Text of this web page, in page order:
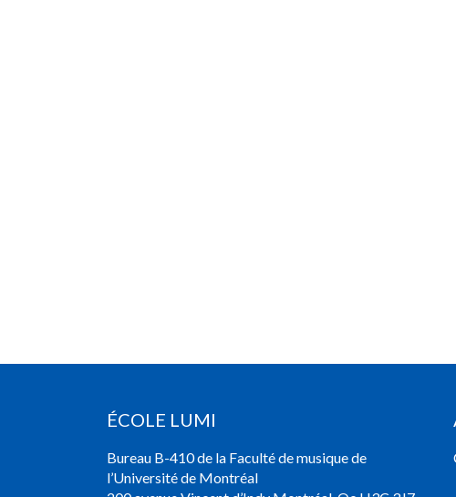
ÉCOLE LUMI
Bureau B-410 de la Faculté de musique de
l’Université de Montréal